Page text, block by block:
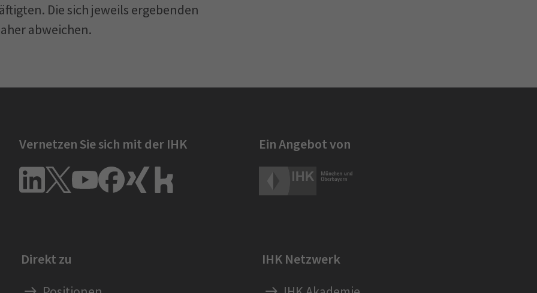
Die sich jeweils ergebenden
abweichen.
Vernetzen Sie sich mit der IHK Ein Angebot von
Direkt zu
IHK Netzwerk